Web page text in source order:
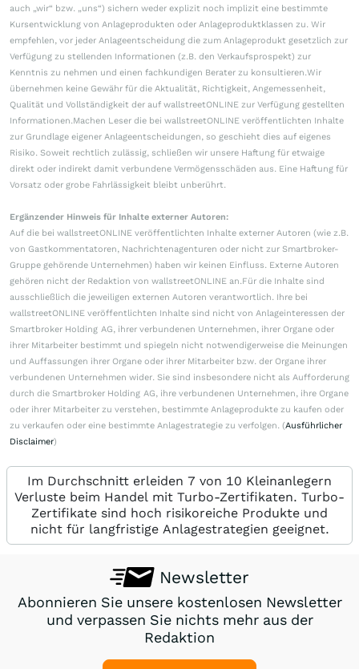
auch „wir“ bzw. „uns“) sichern weder explizit noch implizit eine bestimmte
Kursentwicklung von Anlageprodukten oder Anlageproduktklassen zu. Wir
empfehlen, vor jeder Anlageentscheidung die zum Anlageprodukt gesetzlich zur
Verfügung zu stellenden Informationen (z.B. den Verkaufsprospekt) zur
Kenntnis zu nehmen und einen fachkundigen Berater zu konsultieren.Wir
übernehmen keine Gewähr für die Aktualität, Richtigkeit, Angemessenheit,
Qualität und Vollständigkeit der auf wallstreetONLINE zur Verfügung gestellten
Informationen.Machen Leser die bei wallstreetONLINE veröffentlichten Inhalte
zur Grundlage eigener Anlageentscheidungen, so geschieht dies auf eigenes
Risiko. Soweit rechtlich zulässig, schließen wir unsere Haftung für etwaige
direkt oder indirekt damit verbundene Vermögensschäden aus. Eine Haftung für
Vorsatz oder grobe Fahrlässigkeit bleibt unberührt.
Ergänzender Hinweis für Inhalte externer Autoren:
Auf die bei wallstreetONLINE veröffentlichten Inhalte externer Autoren (wie z.B.
von Gastkommentatoren, Nachrichtenagenturen oder nicht zur Smartbroker-
Gruppe gehörende Unternehmen) haben wir keinen Einfluss. Externe Autoren
gehören nicht der Redaktion von wallstreetONLINE an.Für die Inhalte sind
ausschließlich die jeweiligen externen Autoren verantwortlich. Ihre bei
wallstreetONLINE veröffentlichten Inhalte sind nicht von Anlageinteressen der
Smartbroker Holding AG, ihrer verbundenen Unternehmen, ihrer Organe oder
ihrer Mitarbeiter bestimmt und spiegeln nicht notwendigerweise die Meinungen
und Auffassungen ihrer Organe oder ihrer Mitarbeiter bzw. der Organe ihrer
verbundenen Unternehmen wider. Sie sind insbesondere nicht als Aufforderung
durch die Smartbroker Holding AG, ihre verbundenen Unternehmen, ihre Organe
oder ihrer Mitarbeiter zu verstehen, bestimmte Anlageprodukte zu kaufen oder
zu verkaufen oder eine bestimmte Anlagestrategie zu verfolgen. (Ausführlicher
Disclaimer)
Im Durchschnitt erleiden 7 von 10 Kleinanlegern
Verluste beim Handel mit Turbo-Zertifikaten. Turbo-
Zertifikate sind hoch risikoreiche Produkte und
nicht für langfristige Anlagestrategien geeignet.
Newsletter
Abonnieren Sie unsere kostenlosen Newsletter
und verpassen Sie nichts mehr aus der
Redaktion